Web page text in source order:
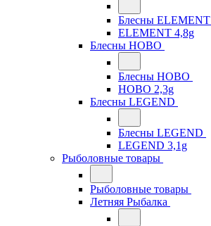
Блесны ELEMENT
ELEMENT 4,8g
Блесны HOBO
Блесны HOBO
HOBO 2,3g
Блесны LEGEND
Блесны LEGEND
LEGEND 3,1g
Рыболовные товары
Рыболовные товары
Летняя Рыбалка